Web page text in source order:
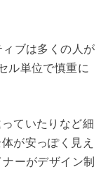
ブは多くの人が
ル単位で慎重に
ていたりなど細
が安っぽく見え
ーがデザイン制